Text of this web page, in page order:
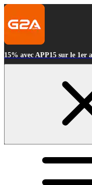
15% avec APP15 sur le 1er